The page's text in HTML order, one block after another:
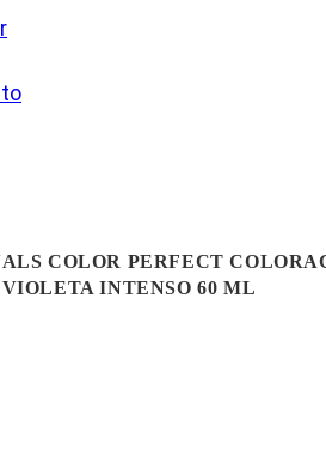
COLOR PERFECT
INTENSO 60 ML